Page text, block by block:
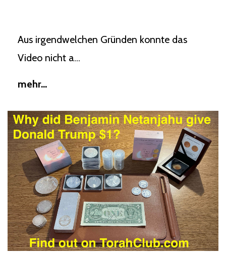
Aus irgendwelchen Gründen konnte das
Video nicht a...
mehr...